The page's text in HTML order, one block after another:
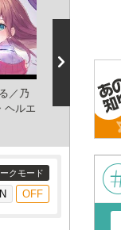
／乃
ヘルエ
乃木坂46 『
くなる』 ク
クモード